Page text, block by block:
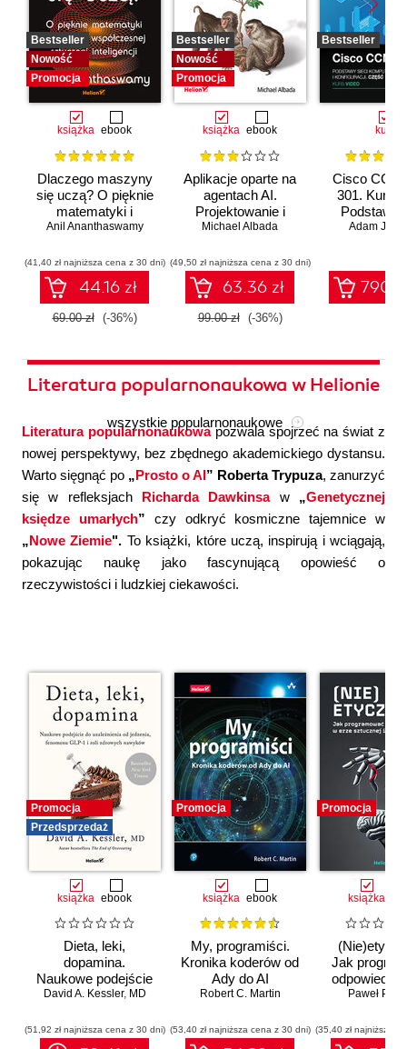
Bestseller
Nowość
Promocja
książka ebook
Dlaczego maszyny
się uczą? O pięknie
matematyki i
działaniu
sztucznej
Anil Ananthaswamy
(41,40 zł najniższa cena z 30 dni)
44.16 zł
69.00 zł (-36%)
Bestseller
Nowość
Promocja
książka ebook
Aplikacje oparte na
agentach AI.
Projektowanie i
wdrażanie
wieloagentowych
Michael Albada
(49,50 zł najniższa cena z 30 dni)
63.36 zł
99.00 zł (-36%)
Bestseller
kurs
Cisco
301. Kurs
Podstawy
Adam
Literatura popularnonaukowa w Helionie
Literatura popularnonaukowapozwala spojrzeć na świat z
nowej perspektywy, bez zbędnego akademickiego dystansu.
Warto sięgnąć po „Prosto o AI” Roberta Trypuza, zanurzyć
się w refleksjach Richarda Dawkinsaw „Genetycznej
księdze umarłych” czy odkryć kosmiczne tajemnice w
„Nowe Ziemie". To książki, które uczą, inspirują i wciągają,
pokazując naukę jako fascynującą opowieść o
rzeczywistości i ludzkiej ciekawości.
wszystkie popularnonaukowe
Promocja
Przedsprzedaż
książka ebook
Dieta, leki,
dopamina.
Naukowe podejście
do uzależnienia od
GLP-1 i roli
zdrowych nawyków
David A. Kessler, MD
(51,92 zł najniższa cena z 30 dni)
Promocja
książka ebook
My, programiści.
Kronika koderów od
Ady do AI
Robert C. Martin
(53,40 zł najniższa cena z 30 dni)
Promocja
książka
Jak
erze
Paweł
(35,40 zł najniższa